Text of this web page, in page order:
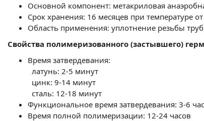
Основной компонент: метакриловая
Срок хранения: 16 месяцев при температуре
Область применения: уплотнение резьбы
Свойства полимеризованного (застывшего)
Время затвердевания:
латунь: 2-5 минут
цинк: 9-14 минут
сталь: 12-18 минут
Функциональное время затвердевания: 3-6
Время полной полимеризации: 12-24 часов